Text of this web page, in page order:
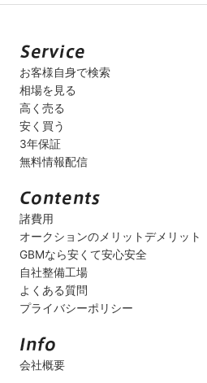
お客様自身で検索
相場を見る
高く売る
安く買う
3年保証
無料情報配信
諸費用
オークションのメリットデメリット
GBMなら安くて安心安全
自社整備工場
よくある質問
プライバシーポリシー
会社概要